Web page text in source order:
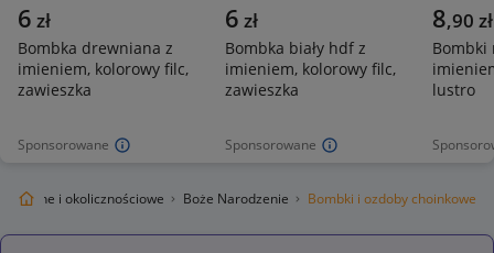
Sponsorowane
6 zł
Bombka drewniana z
imieniem, kolorowy filc,
zawieszka
Sponsorowane
6 zł
Bombka biały hdf z
imieniem, kolorowy filc,
zawieszka
8,90 zł
Bombki
lustro
i okolicznościowe Boże Narodzenie Bombki i ozdoby choinkowe